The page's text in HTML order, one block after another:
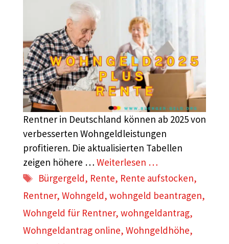
Rentner in Deutschland können ab 2025 von
verbesserten Wohngeldleistungen
profitieren. Die aktualisierten Tabellen
zeigen höhere … Weiterlesen …
Schlagwörter
Bürgergeld, Rente, Rente aufstocken,
Rentner, Wohngeld, wohngeld beantragen,
Wohngeld für Rentner, wohngeldantrag,
Wohngeldantrag online, Wohngeldhöhe,